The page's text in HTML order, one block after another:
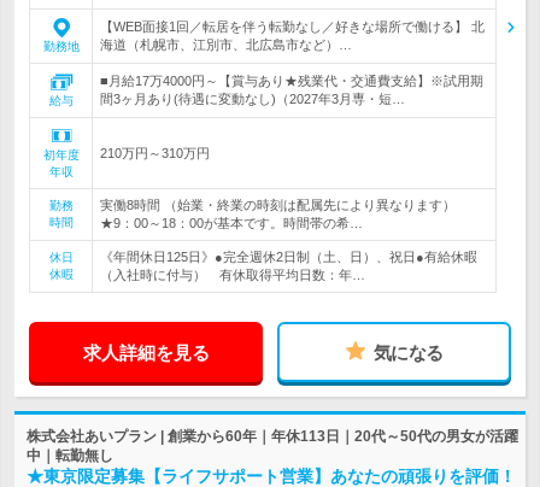
勤務地
【WEB面接1回／転居を伴う転勤なし／好きな場所で働ける】 北
海道（札幌市、江別市、北広島市など）…
給与
■月給17万4000円～【賞与あり★残業代・交通費支給】※試用期
間3ヶ月あり(待遇に変動なし)（2027年3月専・短…
初年度
年収
210万円～310万円
勤務
時間
実働8時間 （始業・終業の時刻は配属先により異なります）
★9：00～18：00が基本です。時間帯の希…
休日
休暇
《年間休日125日》●完全週休2日制（土、日）、祝日●有給休暇
（入社時に付与） 有休取得平均日数：年…
求人詳細を見る 気になる
株式会社あいプラン | 創業から60年｜年休113日｜20代～50代の男女が活躍
中｜転勤無し
★東京限定募集【ライフサポート営業】あなたの頑張りを評価！